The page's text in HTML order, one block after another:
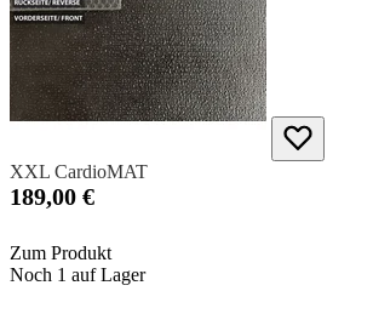
XXL CardioMAT
189,00 €
Zum Produkt
Noch 1 auf Lager